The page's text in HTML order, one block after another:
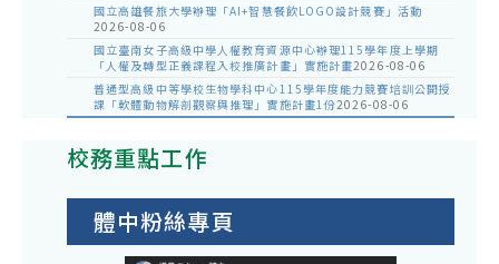
國立高雄餐旅大學辦理「AI+智慧餐飲LOGO設計競賽」活動
2026-08-06
國立臺南女子高級中學人權教育資源中心辦理115學年度上學期
「人權及轉型正義課程入校推廣計畫」實施計畫2026-08-06
普通型高級中等學校生物學科中心115學年度能力競賽培訓公開授
課「軟體動物解剖觀察與推理」實施計畫1份2026-08-06
校務重點工作
體中粉絲專頁